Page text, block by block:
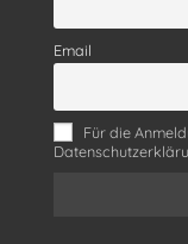
Email
Für die